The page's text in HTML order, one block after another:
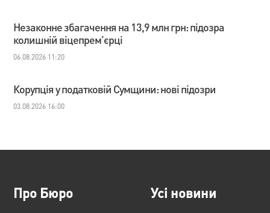
Незаконне збагачення на 13,9 млн грн: підозра
колишній віцепрем’єрці
06.08.2026 11:20
Корупція у податковій Сумщини: нові підозри
03.08.2026 16:00
Про Бюро Усі новини